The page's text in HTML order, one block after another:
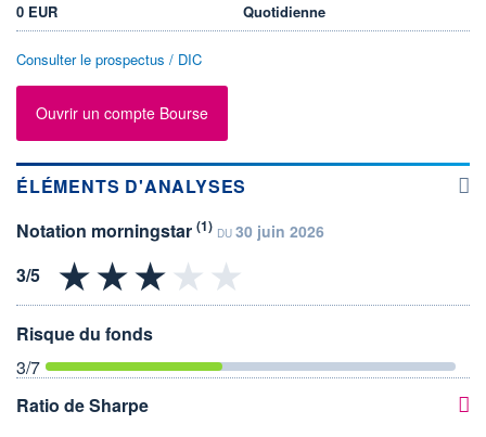
0 EUR Quotidienne
Consulter le prospectus / DIC
Ouvrir un compte Bourse
ÉLÉMENTS D'ANALYSES
Notation morningstar (1) DU 30 juin 2026
Risque du fonds
3/7
Ratio de Sharpe